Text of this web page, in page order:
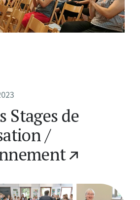
Stages de
/